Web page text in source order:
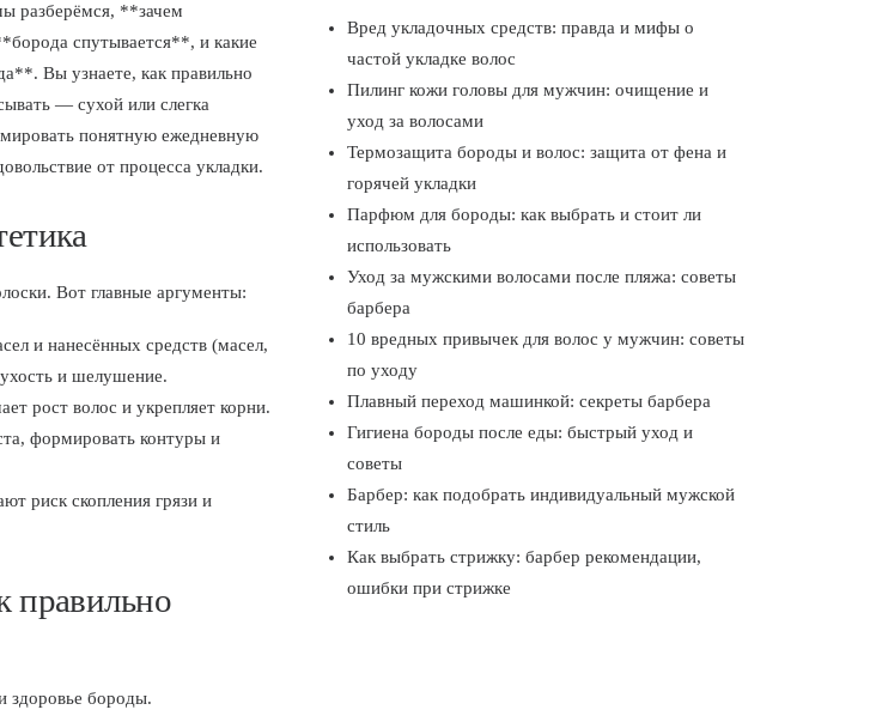
разберёмся, **зачем
спутывается**, и какие
Вы узнаете, как правильно
— сухой или слегка
понятную ежедневную
от процесса укладки.
Вот главные аргументы:
и нанесённых средств (масел,
и шелушение.
рост волос и укрепляет корни.
формировать контуры и
риск скопления грязи и
правильно
здоровье бороды.
Вред укладочных средств: правда и мифы о
частой укладке волос
Пилинг кожи головы для мужчин: очищение и
уход за волосами
Термозащита бороды и волос: защита от фена и
горячей укладки
Парфюм для бороды: как выбрать и стоит ли
использовать
Уход за мужскими волосами после пляжа: советы
барбера
10 вредных привычек для волос у мужчин: советы
по уходу
Плавный переход машинкой: секреты барбера
Гигиена бороды после еды: быстрый уход и
советы
Барбер: как подобрать индивидуальный мужской
стиль
Как выбрать стрижку: барбер рекомендации,
ошибки при стрижке